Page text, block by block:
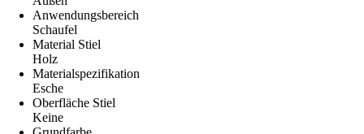
Anwendungsbereich
Schaufel
Material Stiel
Holz
Materialspezifikation
Esche
Oberfläche Stiel
Keine